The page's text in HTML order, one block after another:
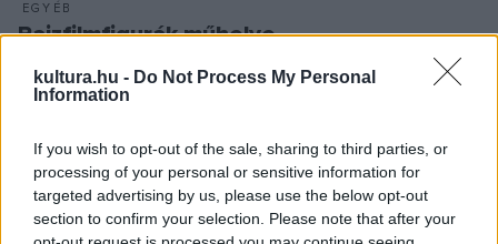
kultura.hu - Do Not Process My Personal
Information
If you wish to opt-out of the sale, sharing to third parties, or
processing of your personal or sensitive information for
targeted advertising by us, please use the below opt-out
section to confirm your selection. Please note that after your
EGYÉB
Rajzfilmfigurák műhelye
Pécs belvárosának sétálóutcájában található az a múzeum,
mely az országban szinte egyedülálló módon a
a Nemzetközi Művészeti Egyesület elnöke nem csak
vezetője a galériának, de személyében is érintett, hiszen
évtizedeket töltött el a híres pécsi rajzfilmstúdió falai